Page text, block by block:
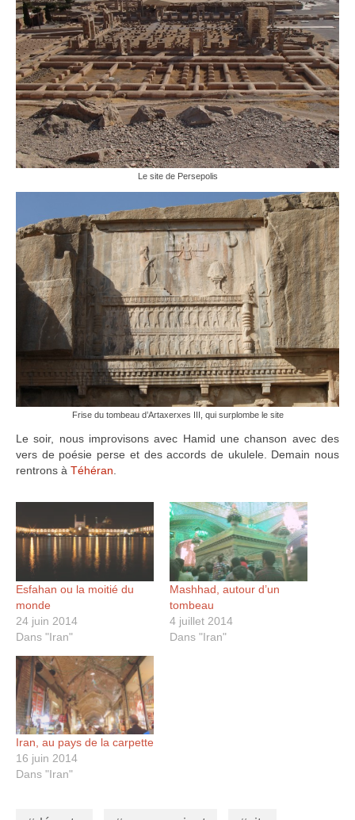
Le site de Persepolis
Frise du tombeau d’Artaxerxes III, qui surplombe le site
Le soir, nous improvisons avec Hamid une chanson avec des
vers de poésie perse et des accords de ukulele. Demain nous
rentrons à Téhéran
Esfahan ou la moitié du
monde
24 juin 2014
Dans "Iran"
Mashhad, autour d’un
tombeau
4 juillet 2014
Dans "Iran"
Iran, au pays de la carpette
16 juin 2014
Dans "Iran"